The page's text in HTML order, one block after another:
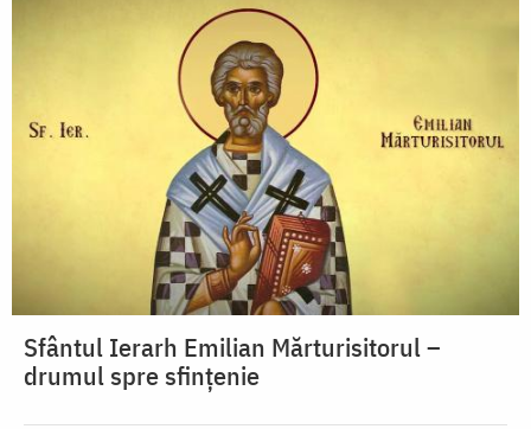
Sfântul Ierarh Emilian Mărturisitorul –
drumul spre sfințenie